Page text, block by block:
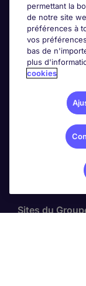
Candidats
Entreprises
Contact
Les avis
Nos offres
Sites du
permettant la
de notre site
préférences à
vos
bas de
plus
cookies